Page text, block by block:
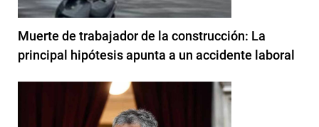
Muerte de trabajador de la construcción: La
principal hipótesis apunta a un accidente laboral